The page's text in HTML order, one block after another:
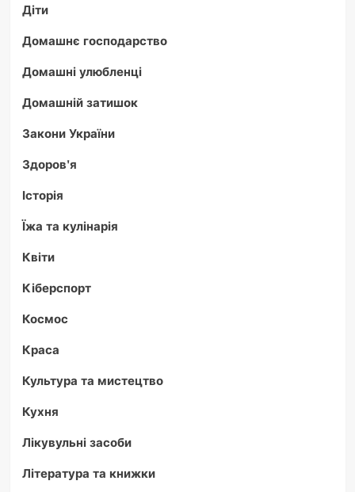
Діти
Домашнє господарство
Домашні улюбленці
Домашній затишок
Закони України
Здоров'я
Історія
Їжа та кулінарія
Квіти
Кіберспорт
Космос
Краса
Культура та мистецтво
Кухня
Лікувульні засоби
Література та книжки